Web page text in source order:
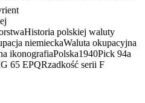
Historia polskiej waluty
niemieckaWaluta okupacyjna
ikonografiaPolska1940Pick 94a
65 EPQRzadkość serii F